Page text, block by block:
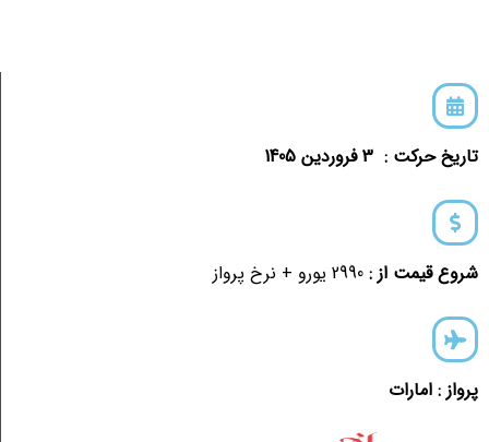
تاریخ حرکت : 3 فروردین 1405
شروع قیمت از :
پرواز : امارات